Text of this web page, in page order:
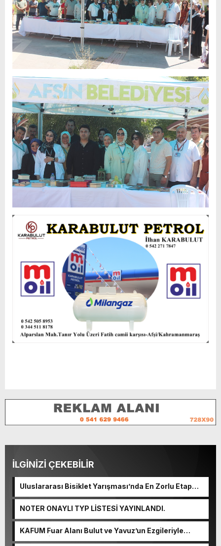
İLGİNİZİ ÇEKEBİLİR
Uluslararası Bisiklet Yarışması’nda En Zorlu Etap
Tamamlandı.
NOTER ONAYLI TYP LİSTESİ YAYINLANDI.
KAFUM Fuar Alanı Bulut ve Yavuz’un Ezgileriyle
Şenlendi.